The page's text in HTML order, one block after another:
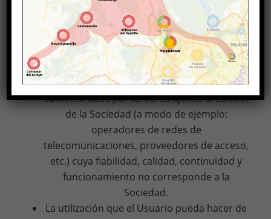
telecomunicaciones que produzcan la
suspensión, cancelación o interrupción del
servicio del Sitio Web durante la prestación
del mismo o con carácter previo. A este
respecto, el Usuario reconoce que el acceso
al Sitio Web requiere de servicios
suministrados por terceros ajenos al control
de la Sociedad (a modo de ejemplo:
operadores de redes de
telecomunicaciones, proveedores de acceso,
etc.) cuya fiabilidad, calidad, continuidad y
funcionamiento no corresponde a la
Sociedad.
La utilización que el Usuario pueda hacer de